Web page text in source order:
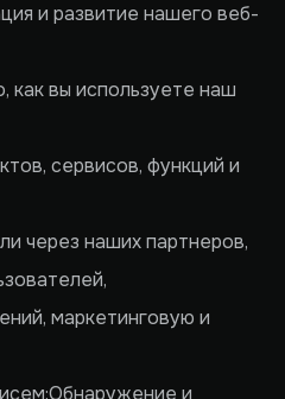
и развитие нашего веб-
как вы используете наш
сервисов, функций и
через наших партнеров,
маркетинговую и
и